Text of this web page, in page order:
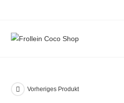
Vorheriges Produkt